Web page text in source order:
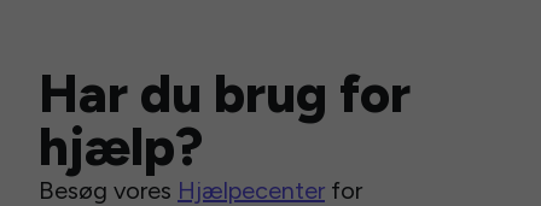
Har du brug for
hjælp?
Besøg vores Hjælpecenter for